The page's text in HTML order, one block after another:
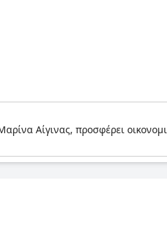
Αίγινας, προσφέρει